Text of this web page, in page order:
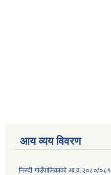
आय व्यय विवरण
निस्दी गाउँपालिकाको आ.व.२०८०/०८१